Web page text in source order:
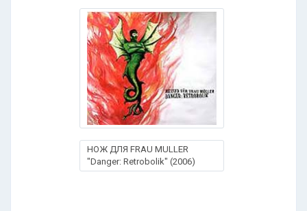
НОЖ ДЛЯ FRAU MULLER
"Danger: Retrobolik" (2006)